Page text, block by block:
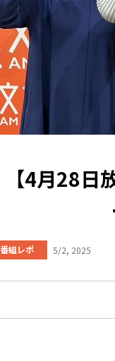
【4月28日
番組レポ 5/2, 2025